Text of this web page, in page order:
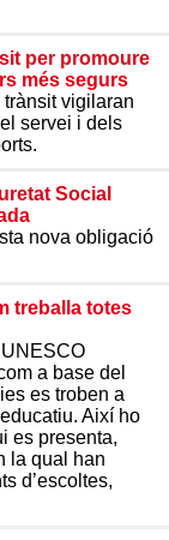
per promoure
més segurs
vigilaran
servei i dels
Social
nova obligació
treballa totes
a base del
es troben a
Així ho
es presenta,
la qual han
d’escoltes,